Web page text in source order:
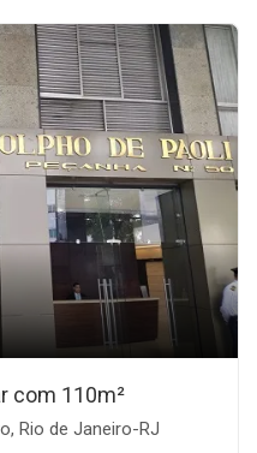
com 110m²
Rio de Janeiro-RJ